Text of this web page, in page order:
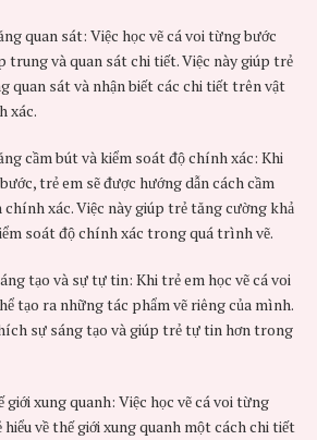
quan sát: Việc học vẽ cá voi từng bước
trung và quan sát chi tiết. Việc này giúp trẻ
quan sát và nhận biết các chi tiết trên vật
xác.
cầm bút và kiểm soát độ chính xác: Khi
trẻ em sẽ được hướng dẫn cách cầm
chính xác. Việc này giúp trẻ tăng cường khả
soát độ chính xác trong quá trình vẽ.
tạo và sự tự tin: Khi trẻ em học vẽ cá voi
tạo ra những tác phẩm vẽ riêng của mình.
sự sáng tạo và giúp trẻ tự tin hơn trong
giới xung quanh: Việc học vẽ cá voi từng
về thế giới xung quanh một cách chi tiết